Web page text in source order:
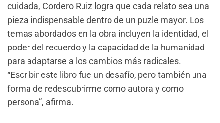
cuidada, Cordero Ruiz logra que cada relato sea una
pieza indispensable dentro de un puzle mayor. Los
temas abordados en la obra incluyen la identidad, el
poder del recuerdo y la capacidad de la humanidad
para adaptarse a los cambios más radicales.
“Escribir este libro fue un desafío, pero también una
forma de redescubrirme como autora y como
persona”, afirma.